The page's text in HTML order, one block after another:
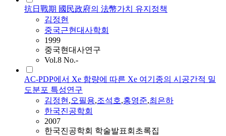
抗日戰期 國民政府의 法幣가치 유지정책
김정현
중국근현대사학회
1999
중국현대사연구
Vol.8 No.-
AC-PDP에서 Xe 함량에 따른 Xe 여기종의 시공간적 밀
도분포 특성연구
김정현,오필용,조석호,홍영준,최은하
한국진공학회
2007
한국진공학회 학술발표회초록집